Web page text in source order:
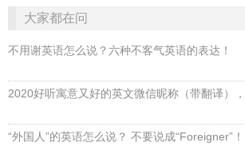
大家都在问
不用谢英语怎么说？六种不客气英语的表达！
2020好听寓意又好的英文微信昵称（带翻译）
“外国人”的英语怎么说？ 不要说成“Foreigner”！